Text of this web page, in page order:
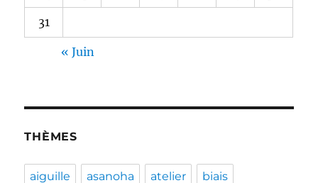
31
« Juin
THÈMES
aiguille asanoha atelier biais